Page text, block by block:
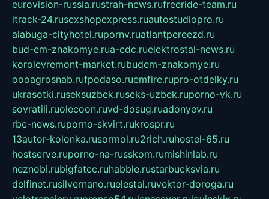
eurovision-russia.rustrah-news.rufreeride-team.ru
itrack-24.rusexshopexpress.ruautostudiopro.ru
alabuga-cityhotel.rupornv.ruatlantpereezd.ru
bud-em-znakomye.rua-cdc.ruelektrostal-news.ru
korolevremont-market.rubudem-znakomye.ru
oooagrosnab.rufpodaso.ruemfire.rupro-otdelky.ru
ukrasotki.ruseksuzbek.ruseks-uzbek.ruporno-vk.ru
sovratili.ruolecoon.ruvd-dosug.ruadonyev.ru
rbc-news.ruporno-skvirt.rukrospr.ru
13autor-kolonka.rusormol.ru2rich.ruhostel-65.ru
hostserve.ruporno-na-russkom.rumishinlab.ru
neznobi.rubigfatcc.ruhabble.rustarbucksvia.ru
delfinet.rusilvernano.ruelestal.ruvektor-doroga.ru